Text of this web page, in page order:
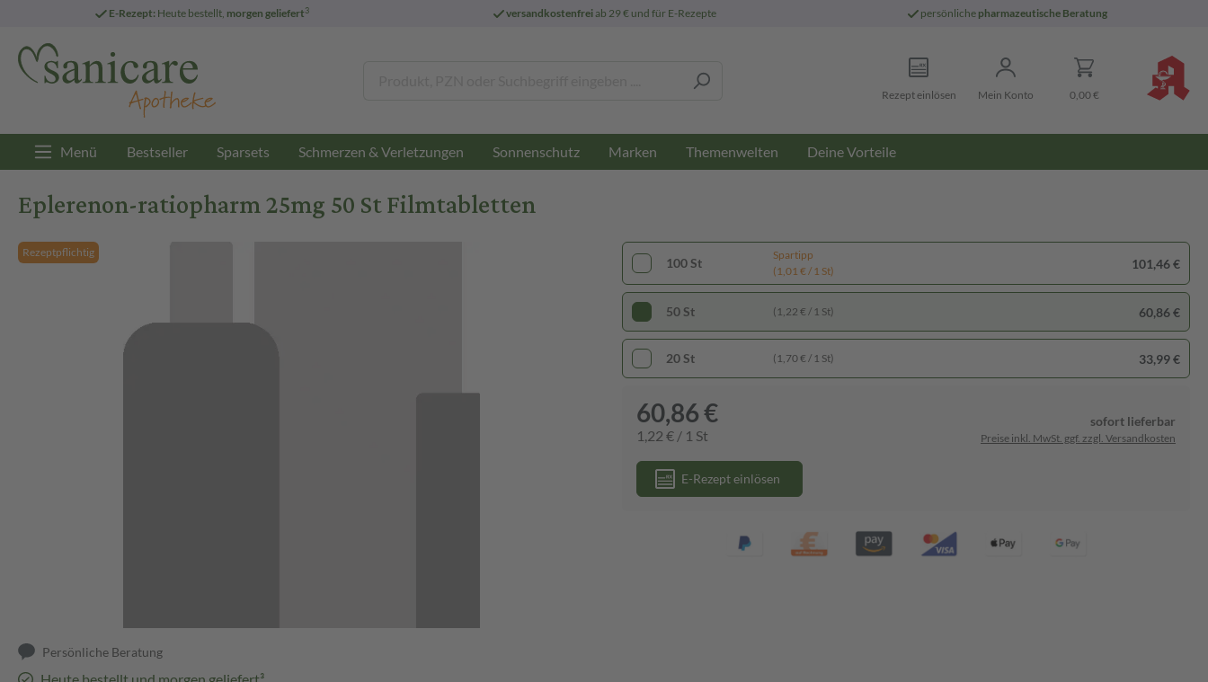
E-Rezept: Heute bestellt, morgen geliefert3 versandkostenfreiab 29 € und für E-Rezepte persönliche pharmazeutische Beratung
Rezept einlösen Mein Konto 0,00 €
Menü Bestseller Sparsets Schmerzen & Verletzungen Sonnenschutz Marken Themenwelten Deine Vorteile
Eplerenon-ratiopharm 25mg 50 St Filmtabletten
Rezeptpflichtig
Persönliche Beratung
100 St
Spartipp
(1,01 € / 1 St)
101,46 €
50 St (1,22 € / 1 St) 60,86 €
20 St (1,70 € / 1 St) 33,99 €
60,86 €
1,22 € / 1 St
sofort lieferbar
Preise inkl. MwSt. ggf. zzgl. Versandkosten
E-Rezept einlösen